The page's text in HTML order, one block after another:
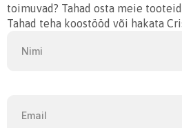
toimuvad? Tahad osta meie
Tahad teha koostööd või hakata